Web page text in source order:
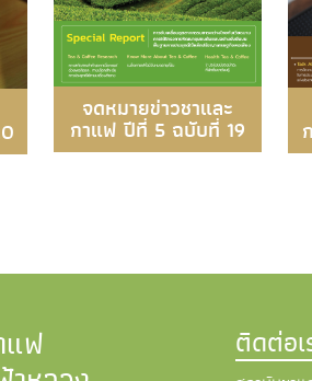
จดหมายข่าวชาและ
กาแฟ ปีที่ 5 ฉบับที่ 19
แฟ ติดต่อเ